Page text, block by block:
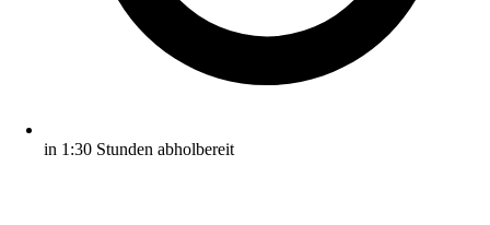
in 1:30 Stunden abholbereit